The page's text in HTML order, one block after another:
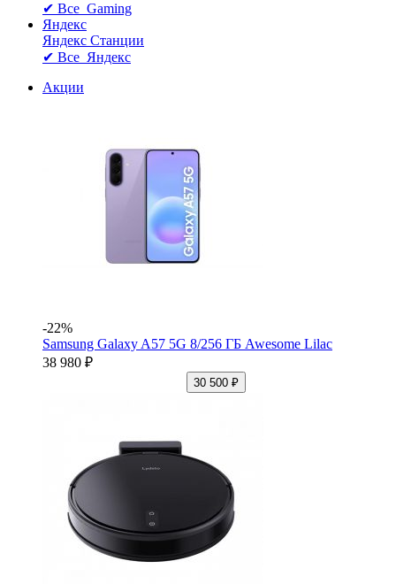
✔ Все Gaming
Яндекс
Яндекс Станции
✔ Все Яндекс
Акции
-22%
Samsung Galaxy A57 5G 8/256 ГБ Awesome Lilac
38 980 ₽
30 500 ₽